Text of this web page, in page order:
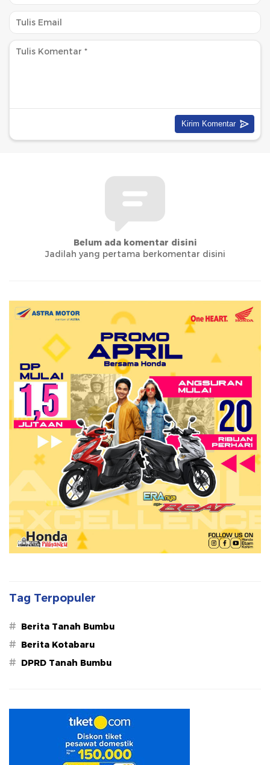
Belum ada komentar disini
Jadilah yang pertama berkomentar disini
Tag Terpopuler
# Berita Tanah Bumbu
# Berita Kotabaru
# DPRD Tanah Bumbu